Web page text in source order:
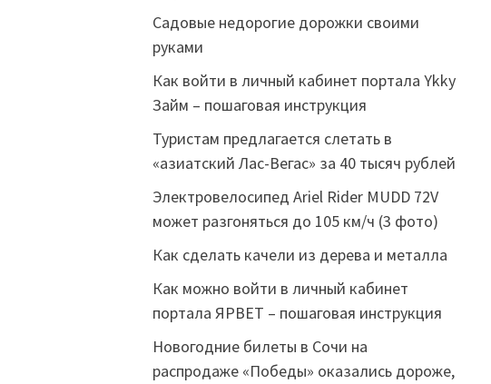
Садовые недорогие дорожки своими
руками
Как войти в личный кабинет портала Ykky
Займ – пошаговая инструкция
Туристам предлагается слетать в
«азиатский Лас-Вегас» за 40 тысяч рублей
Электровелосипед Ariel Rider MUDD 72V
может разгоняться до 105 км/ч (3 фото)
Как сделать качели из дерева и металла
Как можно войти в личный кабинет
портала ЯРВЕТ – пошаговая инструкция
Новогодние билеты в Сочи на
распродаже «Победы» оказались дороже,